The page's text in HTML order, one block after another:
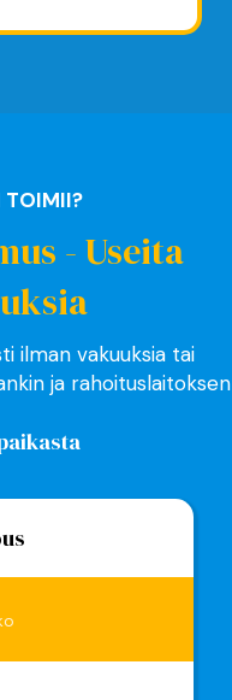
TOIMII?
- Useita
ilman vakuuksia tai
ja rahoituslaitoksen